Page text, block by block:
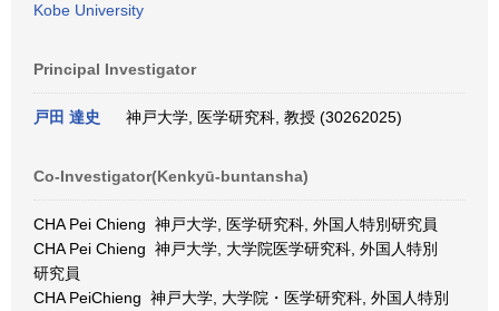
Kobe University
Principal Investigator
戸田 達史 神戸大学, 医学研究科, 教授 (30262025)
Co-Investigator(Kenkyū-buntansha)
CHA Pei Chieng 神戸大学, 医学研究科, 外国人特別研究員
CHA Pei Chieng 神戸大学, 大学院医学研究科, 外国人特別
研究員
CHA PeiChieng 神戸大学, 大学院・医学研究科, 外国人特別